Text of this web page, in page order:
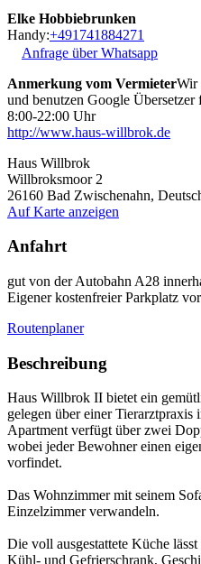
Elke Hobbiebrunken
Handy:+491741884271
Anfrage über Whatsapp
Anmerkung vom VermieterWir
und benutzen Google Übersetzer
8:00-22:00 Uhr
http://www.haus-willbrok.de
Haus Willbrok
Willbroksmoor 2
26160 Bad Zwischenahn,
Auf Karte anzeigen
Anfahrt
gut von der Autobahn A28
Eigener kostenfreier Parkplatz
Routenplaner
Beschreibung
Haus Willbrok II bietet ein
gelegen über einer
Apartment verfügt über zwei
wobei jeder Bewohner einen
vorfindet.
Das Wohnzimmer mit seinem
Einzelzimmer verwandeln.
Die voll ausgestattete Küche
Kühl- und Gefrierschrank,